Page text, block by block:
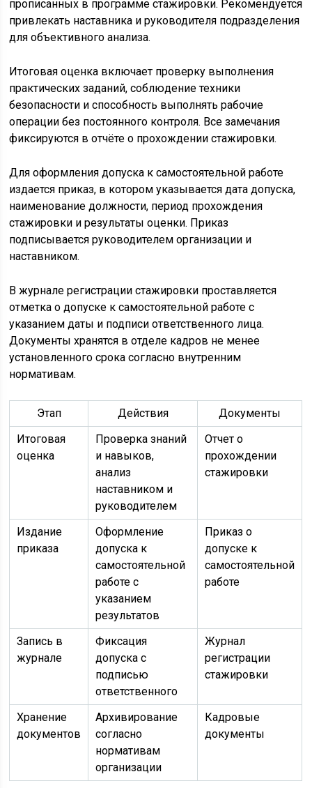
прописанных в программе стажировки. Рекомендуется
привлекать наставника и руководителя подразделения
для объективного анализа.
Итоговая оценка включает проверку выполнения
практических заданий, соблюдение техники
безопасности и способность выполнять рабочие
операции без постоянного контроля. Все замечания
фиксируются в отчёте о прохождении стажировки.
Для оформления допуска к самостоятельной работе
издается приказ, в котором указывается дата допуска,
наименование должности, период прохождения
стажировки и результаты оценки. Приказ
подписывается руководителем организации и
наставником.
В журнале регистрации стажировки проставляется
отметка о допуске к самостоятельной работе с
указанием даты и подписи ответственного лица.
Документы хранятся в отделе кадров не менее
установленного срока согласно внутренним
нормативам.
Этап Действия
Документы
Итоговая
оценка
Проверка знаний
и навыков,
анализ
наставником и
руководителем
Отчет о
прохождении
стажировки
Издание
приказа
Оформление
допуска к
самостоятельной
работе с
указанием
результатов
Приказ о
допуске к
самостоятельной
работе
Запись в
журнале
Фиксация
допуска с
подписью
ответственного
Журнал
регистрации
стажировки
Хранение
документов
Архивирование
согласно
нормативам
организации
Кадровые
документы